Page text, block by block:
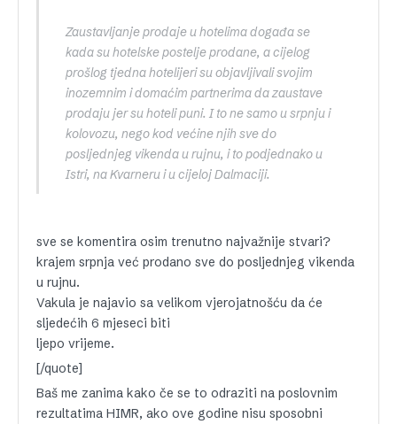
Zaustavljanje prodaje u hotelima događa se
kada su hotelske postelje prodane, a cijelog
prošlog tjedna hotelijeri su objavljivali svojim
inozemnim i domaćim partnerima da zaustave
prodaju jer su hoteli puni. I to ne samo u srpnju i
kolovozu, nego kod većine njih sve do
posljednjeg vikenda u rujnu, i to podjednako u
Istri, na Kvarneru i u cijeloj Dalmaciji.
sve se komentira osim trenutno najvažnije stvari?
krajem srpnja već prodano sve do posljednjeg vikenda
u rujnu.
Vakula je najavio sa velikom vjerojatnošću da će
sljedećih 6 mjeseci biti
ljepo vrijeme.
[/quote]
Baš me zanima kako če se to odraziti na poslovnim
rezultatima HIMR, ako ove godine nisu sposobni